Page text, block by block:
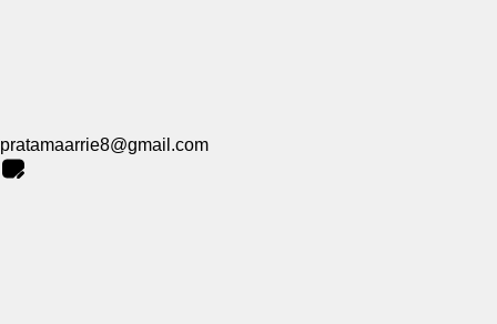
pratamaarrie8@gmail.com